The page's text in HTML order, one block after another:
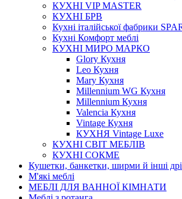
КУХНІ VIP MASTER
КУХНІ БРВ
Кухні італійської фабрики
Кухні Комфорт меблі
КУХНІ МИРО МАРКО
Glory Кухня
Leo Кухня
Mary Кухня
Millennium WG Кухня
Millennium Кухня
Valencia Кухня
Vintage Кухня
КУХНЯ Vintage Luxe
КУХНІ СВІТ МЕБЛІВ
КУХНІ СОКМЕ
Кушетки, банкетки, ширми й інші
М'які меблі
МЕБЛІ ДЛЯ ВАННОЇ КІМНАТИ